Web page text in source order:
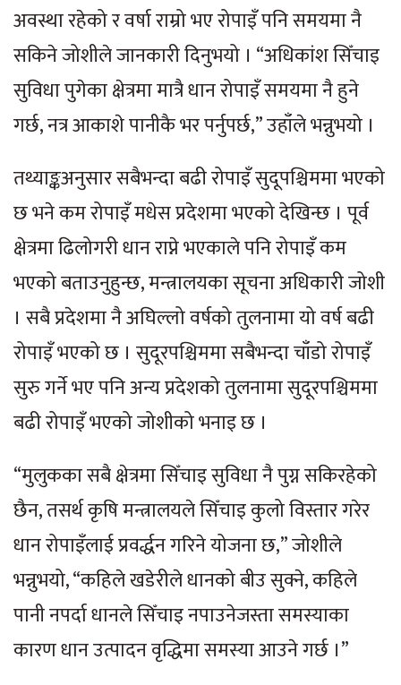
अवस्था रहेको र वर्षा राम्रो भए रोपाइँ पनि समयमा नै
सकिने जोशीले जानकारी दिनुभयो । “अधिकांश सिँचाइ
सुविधा पुगेका क्षेत्रमा मात्रै धान रोपाइँ समयमा नै हुने
गर्छ, नत्र आकाशे पानीकै भर पर्नुपर्छ,” उहाँले भन्नुभयो ।
तथ्याङ्कअनुसार सबैभन्दा बढी रोपाइँ सुदूपश्चिममा भएको
छ भने कम रोपाइँ मधेस प्रदेशमा भएको देखिन्छ । पूर्व
क्षेत्रमा ढिलोगरी धान राप्ने भएकाले पनि रोपाइँ कम
भएको बताउनुहुन्छ, मन्त्रालयका सूचना अधिकारी जोशी
। सबै प्रदेशमा नै अघिल्लो वर्षको तुलनामा यो वर्ष बढी
रोपाइँ भएको छ । सुदूरपश्चिममा सबैभन्दा चाँडो रोपाइँ
सुरु गर्ने भए पनि अन्य प्रदेशको तुलनामा सुदूरपश्चिममा
बढी रोपाइँ भएको जोशीको भनाइ छ ।
“मुलुकका सबै क्षेत्रमा सिँचाइ सुविधा नै पुग्न सकिरहेको
छैन, तसर्थ कृषि मन्त्रालयले सिँचाइ कुलो विस्तार गरेर
धान रोपाइँलाई प्रवर्द्धन गरिने योजना छ,” जोशीले
भन्नुभयो, “कहिले खडेरीले धानको बीउ सुक्ने, कहिले
पानी नपर्दा धानले सिँचाइ नपाउनेजस्ता समस्याका
कारण धान उत्पादन वृद्धिमा समस्या आउने गर्छ ।”